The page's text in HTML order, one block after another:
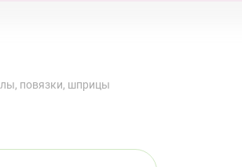
повязки, шприцы